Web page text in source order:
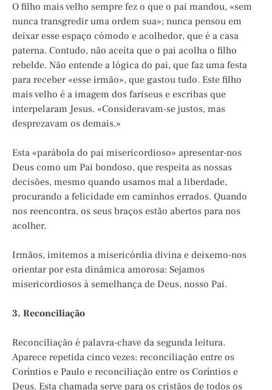
O filho mais velho sempre fez o que o pai mandou, «sem
nunca transgredir uma ordem sua»; nunca pensou em
deixar esse espaço cómodo e acolhedor, que é a casa
paterna. Contudo, não aceita que o pai acolha o filho
rebelde. Não entende a lógica do pai, que faz uma festa
para receber «esse irmão», que gastou tudo. Este filho
mais velho é a imagem dos fariseus e escribas que
interpelaram Jesus. «Consideravam-se justos, mas
desprezavam os demais.»
Esta «parábola do pai misericordioso» apresentar-nos
Deus como um Pai bondoso, que respeita as nossas
decisões, mesmo quando usamos mal a liberdade,
procurando a felicidade em caminhos errados. Quando
nos reencontra, os seus braços estão abertos para nos
acolher.
Irmãos, imitemos a misericórdia divina e deixemo-nos
orientar por esta dinâmica amorosa: Sejamos
misericordiosos à semelhança de Deus, nosso Pai.
3. Reconciliação
Reconciliação é palavra-chave da segunda leitura.
Aparece repetida cinco vezes: reconciliação entre os
Coríntios e Paulo e reconciliação entre os Coríntios e
Deus. Esta chamada serve para os cristãos de todos os